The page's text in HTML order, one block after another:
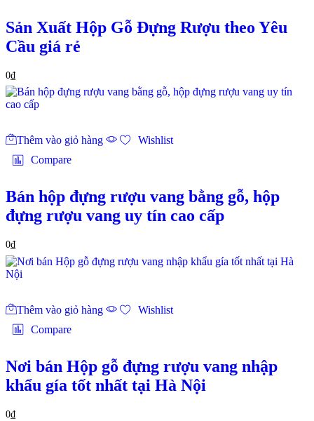
Sản Xuất Hộp Gỗ Đựng Rượu theo Yêu
Cầu giá rẻ
0₫
Thêm vào giỏ hàng
Wishlist
Compare
Bán hộp đựng rượu vang bằng gỗ, hộp
đựng rượu vang uy tín cao cấp
0₫
Thêm vào giỏ hàng
Wishlist
Compare
Nơi bán Hộp gỗ đựng rượu vang nhập
khẩu gía tốt nhất tại Hà Nội
0₫